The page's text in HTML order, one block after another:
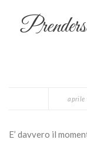
Prendersi
aprile
E’ davvero il